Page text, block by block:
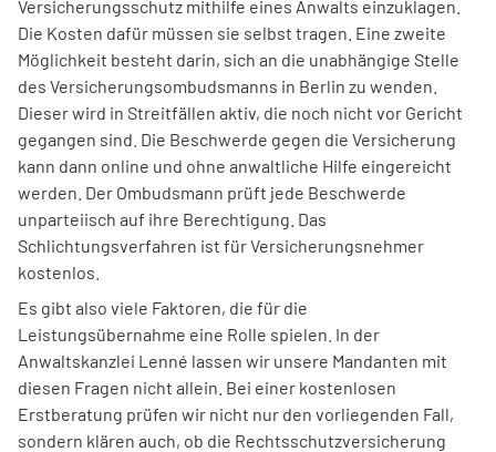
Versicherungsschutz mithilfe eines Anwalts einzuklagen.
Die Kosten dafür müssen sie selbst tragen. Eine zweite
Möglichkeit besteht darin, sich an die unabhängige Stelle
des Versicherungsombudsmanns in Berlin zu wenden.
Dieser wird in Streitfällen aktiv, die noch nicht vor Gericht
gegangen sind. Die Beschwerde gegen die Versicherung
kann dann online und ohne anwaltliche Hilfe eingereicht
werden. Der Ombudsmann prüft jede Beschwerde
unparteiisch auf ihre Berechtigung. Das
Schlichtungsverfahren ist für Versicherungsnehmer
kostenlos.
Es gibt also viele Faktoren, die für die
Leistungsübernahme eine Rolle spielen. In der
Anwaltskanzlei Lenné lassen wir unsere Mandanten mit
diesen Fragen nicht allein. Bei einer kostenlosen
Erstberatung prüfen wir nicht nur den vorliegenden Fall,
sondern klären auch, ob die Rechtsschutzversicherung